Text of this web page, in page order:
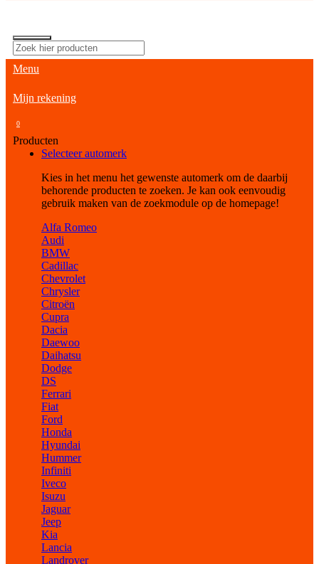
Menu
Mijn rekening
0
Producten
Selecteer automerk
Kies in het menu het gewenste automerk om de daarbij
behorende producten te zoeken. Je kan ook eenvoudig
gebruik maken van de zoekmodule op de homepage!
Alfa Romeo
Audi
BMW
Cadillac
Chevrolet
Chrysler
Citroën
Cupra
Dacia
Daewoo
Daihatsu
Dodge
DS
Ferrari
Fiat
Ford
Honda
Hyundai
Hummer
Infiniti
Iveco
Isuzu
Jaguar
Jeep
Kia
Lancia
Landrover